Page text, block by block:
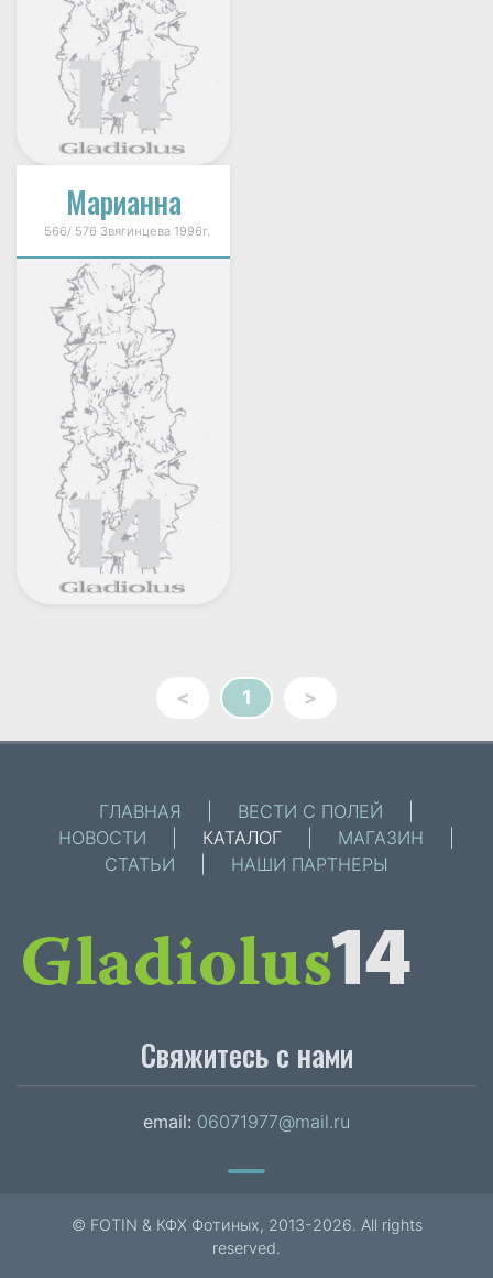
Марианна
566/ 576 Звягинцева 1996г.
< 1 >
ГЛАВНАЯ ВЕСТИ С ПОЛЕЙ
НОВОСТИ
КАТАЛОГ МАГАЗИН
СТАТЬИ
НАШИ ПАРТНЕРЫ
Свяжитесь с нами
email: 06071977@mail.ru
© FOTIN & КФХ Фотиных, 2013-2026. All rights
reserved.